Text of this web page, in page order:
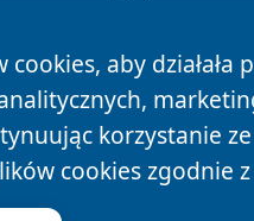
aby
korzystanie
cookies zgodnie z
News Autorzy